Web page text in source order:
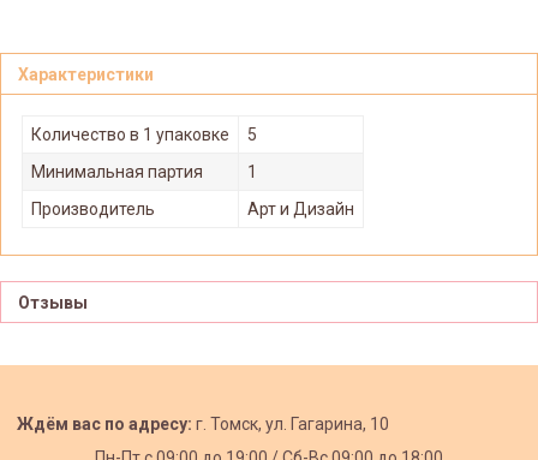
Характеристики
Количество в 1 упаковке
5
Минимальная партия
1
Производитель
Арт и Дизайн
Отзывы
Ждём вас по адресу: г. Томск, ул. Гагарина, 10